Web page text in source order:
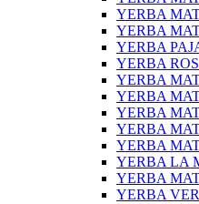
YERBA
YERBA
YERBA
YERBA
YERBA
YERBA
YERBA
YERBA
YERBA
YERBA LA
YERBA
YERBA